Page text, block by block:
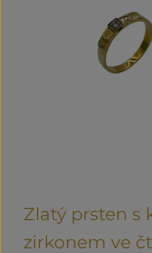
Zlatý prsten s
zirkonem ve